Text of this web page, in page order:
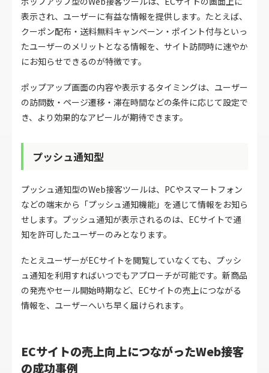
表示され、ユーザーに有益な情報を提供します。たとえば、
クーポン配布・送料無料キャンペーン・ポイント付与といっ
たユーザーのメリットとなる情報を、サイト訪問時に速やか
にお知らせできるのが特徴です。
ポップアップ画面の内容や表示するタイミングは、ユーザー
の訪問数・ページ遷移・滞在時間などの条件に応じて設定で
き、より効果的なアピールが期待できます。
プッシュ通知型
プッシュ通知型のWeb接客ツールは、PCやスマートフォン
などの端末から「プッシュ通知機能」を通じて情報をお知ら
せします。プッシュ通知が表示されるのは、ECサイトで通
知を許可したユーザーのみとなります。
たとえユーザーがECサイトを閲覧していなくても、プッシ
ュ通知を利用すればいつでもアプローチが可能です。新商品
の発売やセール開始時期など、ECサイトの売上につながる
情報を、ユーザーへいち早く届けられます。
ECサイトの売上向上につながったWeb接客
の成功事例